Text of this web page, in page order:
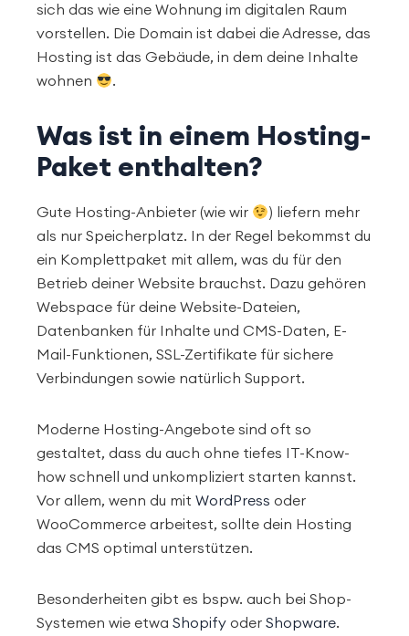
sich das wie eine Wohnung im digitalen Raum
vorstellen. Die Domain ist dabei die Adresse, das
Hosting ist das Gebäude, in dem deine Inhalte
wohnen
.
Was ist in einem Hosting-
Paket enthalten?
Gute Hosting-Anbieter (wie wir
) liefern mehr
als nur Speicherplatz. In der Regel bekommst du
ein Komplettpaket mit allem, was du für den
Betrieb deiner Website brauchst. Dazu gehören
Webspace für deine Website-Dateien,
Datenbanken für Inhalte und CMS-Daten, E-
Mail-Funktionen, SSL-Zertifikate für sichere
Verbindungen sowie natürlich Support.
Moderne Hosting-Angebote sind oft so
gestaltet, dass du auch ohne tiefes IT-Know-
how schnell und unkompliziert starten kannst.
Vor allem, wenn du mit WordPress oder
WooCommerce arbeitest, sollte dein Hosting
das CMS optimal unterstützen.
Besonderheiten gibt es bspw. auch bei Shop-
Systemen wie etwa Shopify oder Shopware.